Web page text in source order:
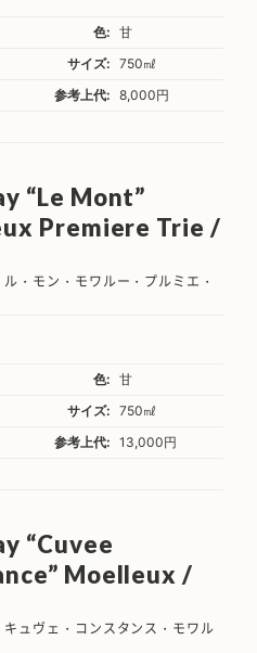
色:
甘
サイズ:
750㎖
参考上代:
8,000円
“Le Mont”
Premiere Trie /
・モン・モワルー・プルミエ・
色:
甘
サイズ:
750㎖
参考上代:
13,000円
“Cuvee
Moelleux /
キュヴェ・コンスタンス・モワル